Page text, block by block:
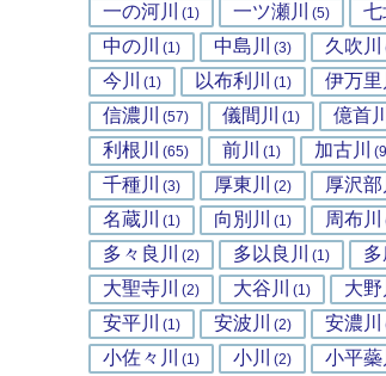
一の河川 (1) 一ツ瀬川 (5) 七
中の川 (1) 中島川 (3) 久吹川
今川 (1) 以布利川 (1) 伊万里
信濃川 (57) 儀間川 (1) 億首川
利根川 (65) 前川 (1) 加古川
千種川 (3) 厚東川 (2) 厚沢部
名蔵川 (1) 向別川 (1) 周布川
多々良川 (2) 多以良川 (1) 多
大聖寺川 (2) 大谷川 (1) 大野
安平川 (1) 安波川 (2) 安濃川
小佐々川 (1) 小川 (2) 小平蘂